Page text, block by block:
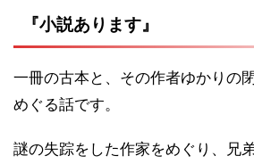
『小説あります』
一冊の古本と、その作者ゆかりの
めぐる話です。
謎の失踪をした作家をめぐり、兄